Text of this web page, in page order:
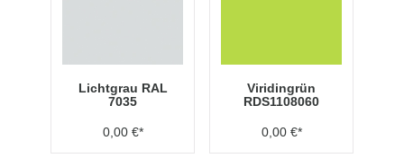
Lichtgrau RAL
7035
0,00 €*
Viridingrün
RDS1108060
0,00 €*